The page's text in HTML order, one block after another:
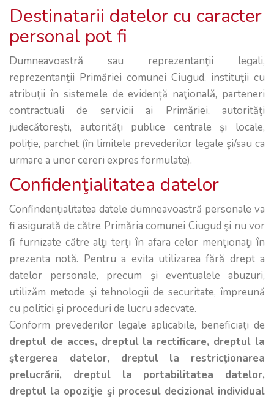
Destinatarii datelor cu caracter
personal pot fi
Dumneavoastră sau reprezentanţii legali,
reprezentanţii Primăriei comunei Ciugud, instituţii cu
atribuţii în sistemele de evidență naţională, parteneri
contractuali de servicii ai Primăriei, autorităţi
judecătoreşti, autorităţi publice centrale şi locale,
poliție, parchet (în limitele prevederilor legale şi/sau ca
urmare a unor cereri expres formulate).
Confidenţialitatea datelor
Confindențialitatea datele dumneavoastră personale va
fi asigurată de către Primăria comunei Ciugud şi nu vor
fi furnizate către alţi terţi în afara celor menţionaţi în
prezenta notă. Pentru a evita utilizarea fără drept a
datelor personale, precum şi eventualele abuzuri,
utilizăm metode şi tehnologii de securitate, împreună
cu politici şi proceduri de lucru adecvate.
Conform prevederilor legale aplicabile, beneficiaţi de
dreptul de acces, dreptul la rectificare, dreptul la
ştergerea datelor, dreptul la restricţionarea
prelucrării, dreptul la portabilitatea datelor,
dreptul la opoziţie şi procesul decizional individual